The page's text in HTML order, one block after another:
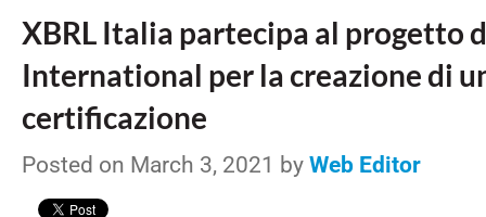
XBRL Italia partecipa al progetto
International per la creazione di
certificazione
Posted on March 3, 2021 by Web Editor